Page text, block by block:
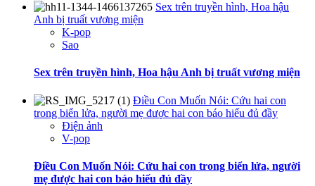
Sex trên truyền hình, Hoa hậu
Anh bị truất vương miện
K-pop
Sao
Sex trên truyền hình, Hoa hậu Anh bị truất vương miện
Điều Con Muốn Nói: Cứu hai con
trong biển lửa, người mẹ được hai con báo hiếu đủ đầy
Điện ảnh
V-pop
Điều Con Muốn Nói: Cứu hai con trong biển lửa, người
mẹ được hai con báo hiếu đủ đầy